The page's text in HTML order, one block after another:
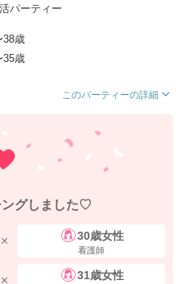
パーティー
38歳
35歳
このパーティーの詳細
ングしました♡
30歳女性
看護師
31歳女性